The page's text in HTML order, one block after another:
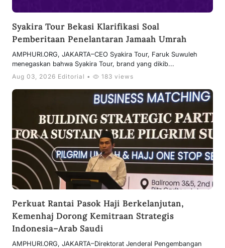
Syakira Tour Bekasi Klarifikasi Soal
Pemberitaan Penelantaran Jamaah Umrah
AMPHURI.ORG, JAKARTA–CEO Syakira Tour, Faruk Suwuleh
menegaskan bahwa Syakira Tour, brand yang dikib...
Aug 03, 2026 Editorial • 183 views
Perkuat Rantai Pasok Haji Berkelanjutan,
Kemenhaj Dorong Kemitraan Strategis
Indonesia–Arab Saudi
AMPHURI.ORG, JAKARTA–Direktorat Jenderal Pengembangan